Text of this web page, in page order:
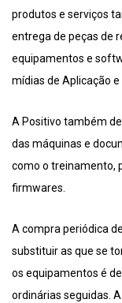
produtos e serviços
entrega de peças de
equipamentos e
mídias de Aplicação e
A Positivo também
das máquinas e
como o treinamento,
firmwares.
A compra periódica
substituir as que se
os equipamentos é
ordinárias seguidas.